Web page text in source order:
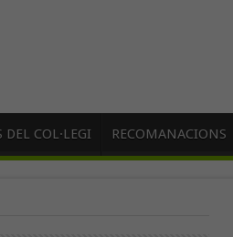
COL·LEGI RECOMANACIONS